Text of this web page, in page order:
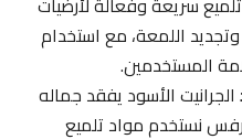
اللمعة، مع استخدام
المستخدمين.
الأسود يفقد جماله
نستخدم مواد تلميع